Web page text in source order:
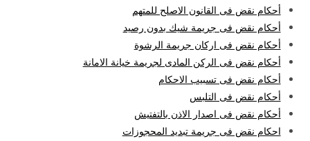
أحكام نقض فى القانون الاصلح للمتهم
أحكام نقض فى جريمة شيك بدون رصيد
أحكام نقض فى اركان جريمة الرشوة
أحكام نقض فى الركن المادى لجريمة خيانة الامانة
أحكام نقض فى تسبيب الاحكام
أحكام نقض فى التلبس
أحكام نقض فى اصدار الاذن بالتفتيش
احكام نقض فى جريمة تبديد المحجوزات